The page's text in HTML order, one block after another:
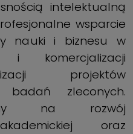
intelektualną
wsparcie
nauki i biznesu w
i komercjalizacji
projektów
badań zleconych.
na rozwój
oraz